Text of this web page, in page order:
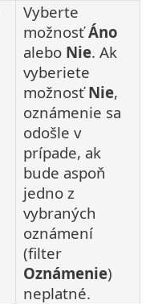
Vyberte
možnosťÁno
alebo Nie. Ak
vyberiete
možnosťNie,
oznámenie sa
odošle v
prípade, ak
bude aspoň
jedno z
vybraných
oznámení
(filter
Oznámenie)
neplatné.